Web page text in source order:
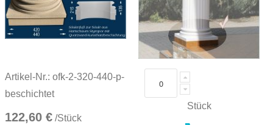
Artikel-Nr.: ofk-2-320-440-p-
beschichtet
122,60 € /Stück
Stück